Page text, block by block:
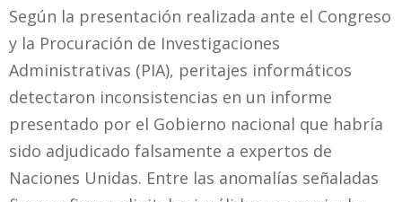
Según la presentación realizada ante el Congreso
y la Procuración de Investigaciones
Administrativas (PIA), peritajes informáticos
detectaron inconsistencias en un informe
presentado por el Gobierno nacional que habría
sido adjudicado falsamente a expertos de
Naciones Unidas. Entre las anomalías señaladas